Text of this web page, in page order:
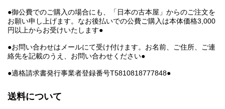
●御公費でのご購入の場合にも、「日本の古本屋」からのご注文を
お願い申し上げます。なお後払いでの公費ご購入は本体価格3,000
円以上からお受けいたします●
●お問い合わせはメールにて受け付けます。お名前、ご住所、ご連
絡先を記載のうえ、お問い合わせください●
●適格請求書発行事業者登録番号T5810818777848●
送料について